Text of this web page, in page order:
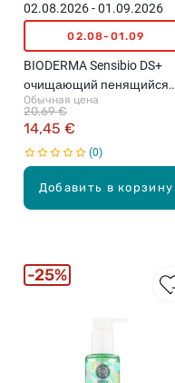
Добавить в корзину
02.08.2026 - 01.09.2026
02.08-01.09
BIODERMA Sensibio DS+
очищающий пенящийся
гель, 200мл
Обычная цена
14,45 €
20,69 €
0
25%